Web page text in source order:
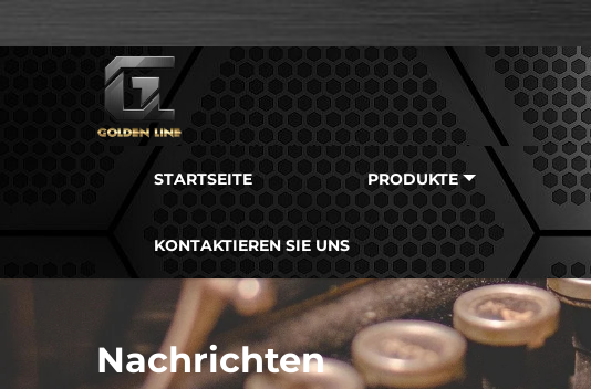
STARTSEITE PRODUKTE
KONTAKTIEREN SIE UNS
Nachrichten